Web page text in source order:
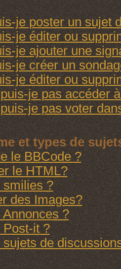
je poster un sujet
je éditer ou
je ajouter une
je créer un
je éditer ou
je pas accéder
je pas voter
et types de
le BBCode ?
le HTML?
smilies ?
des Images?
?
Post-it ?
de